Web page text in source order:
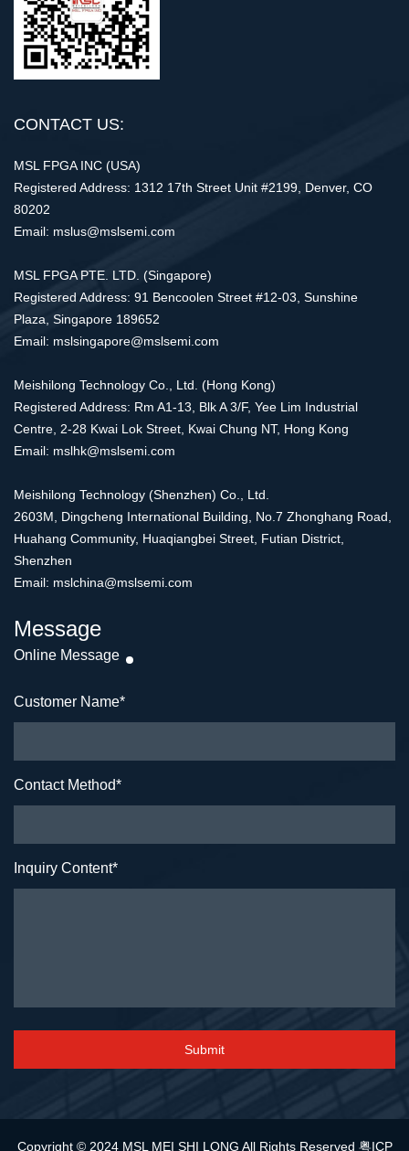
CONTACT US:
MSL FPGA INC (USA)
Registered Address: 1312 17th Street Unit #2199, Denver, CO
80202
Email: mslus@mslsemi.com
MSL FPGA PTE. LTD. (Singapore)
Registered Address: 91 Bencoolen Street #12-03, Sunshine
Plaza, Singapore 189652
Email: mslsingapore@mslsemi.com
Meishilong Technology Co., Ltd. (Hong Kong)
Registered Address: Rm A1-13, Blk A 3/F, Yee Lim Industrial
Centre, 2-28 Kwai Lok Street, Kwai Chung NT, Hong Kong
Email: mslhk@mslsemi.com
Meishilong Technology (Shenzhen) Co., Ltd.
2603M, Dingcheng International Building, No.7 Zhonghang Road,
Huahang Community, Huaqiangbei Street, Futian District,
Shenzhen
Email: mslchina@mslsemi.com
Message
Online Message
Customer Name*
Contact Method*
Inquiry Content*
Submit
Copyright © 2024 MSL MEI SHI LONG All Rights Reserved 粤ICP